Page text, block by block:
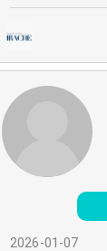
2026-01-07